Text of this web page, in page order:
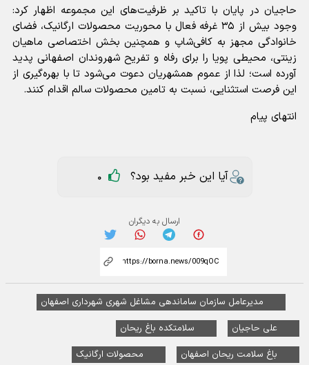
حاجیان در پایان با تاکید بر ظرفیت‌های این مجموعه اظهار کرد:
وجود بیش از ۳۵ غرفه فعال با محوریت محصولات ارگانیک، فضای
خانوادگی مجهز به کافی‌شاپ و همچنین بخش اختصاصی ماهیان
زینتی، محیطی پویا را برای رفاه و تفریح شهروندان اصفهانی پدید
آورده است؛ لذا از عموم همشهریان دعوت می‌شود تا با بهره‌گیری از
این فرصت استثنایی، نسبت به تامین محصولات سالم اقدام کنند.
انتهای پیام
آیا این خبر مفید بود؟ 0
ارسال به دیگران
مدیرعامل سازمان ساماندهی مشاغل شهری شهرداری اصفهان
علی حاجیان
سلامتکده باغ ریحان
باغ سلامت ریحان اصفهان
محصولات ارگانیک